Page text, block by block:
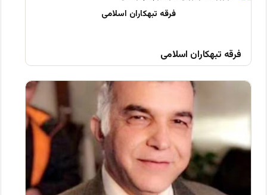
فرقه تبهکاران اسلامی